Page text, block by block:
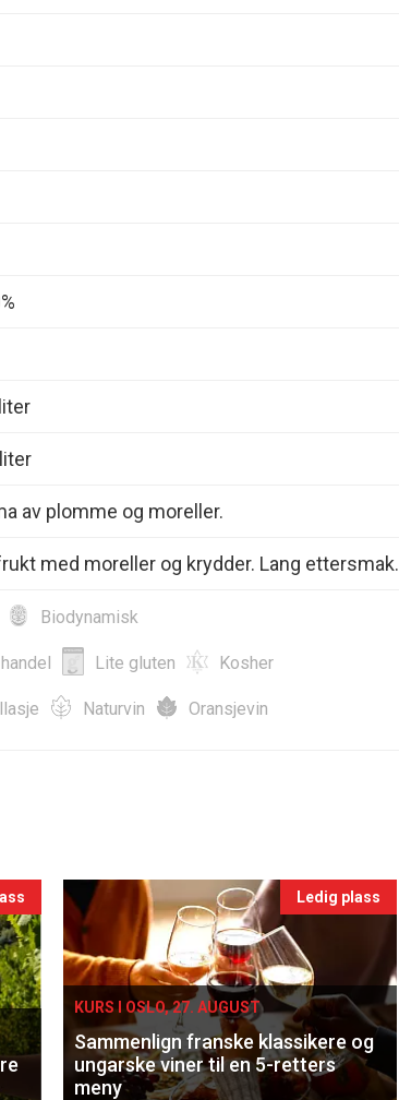
av plomme og moreller.
med moreller og krydder. Lang ettersmak.
Biodynamisk
Lite gluten Kosher
Naturvin Oransjevin
Ledig plass
KURS I OSLO, 27. AUGUST
Sammenlign franske klassikere og
ungarske viner til en 5-retters
meny